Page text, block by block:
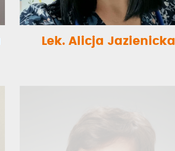
Lek. Alicja Jazienicka